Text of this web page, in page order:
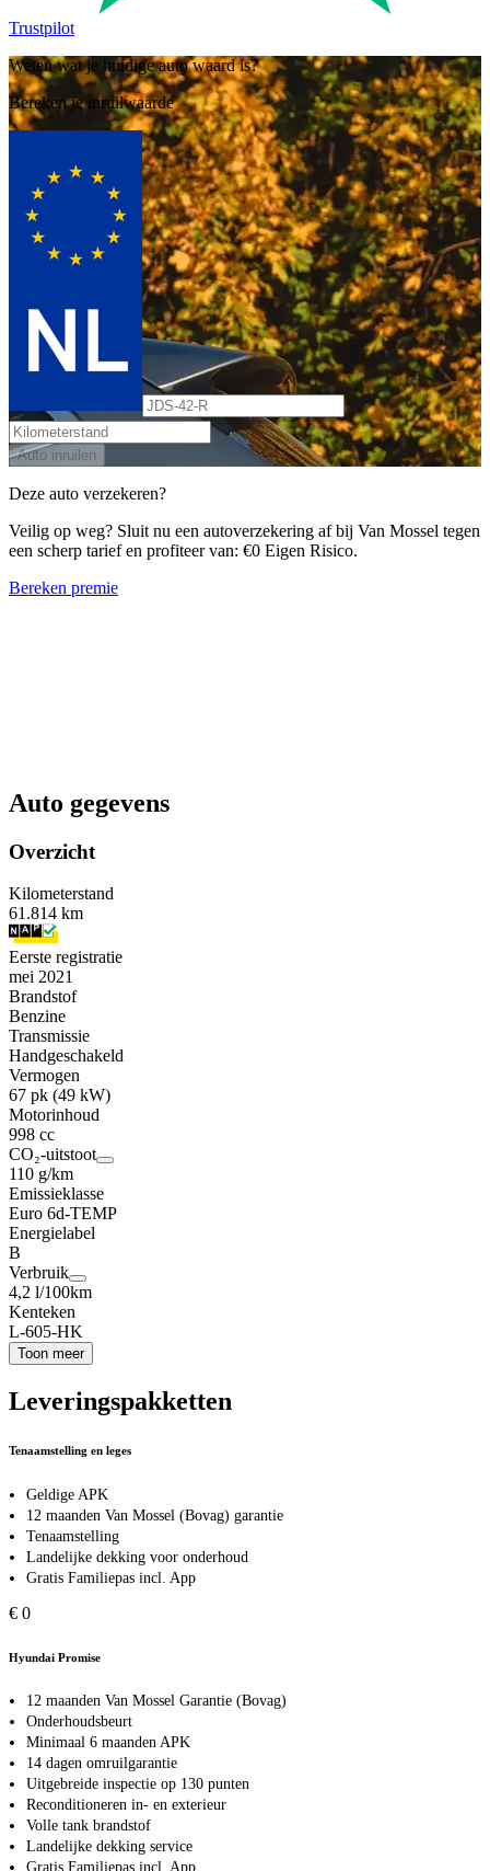
Trustpilot
Weten wat je huidige auto waard is?
Bereken je inruilwaarde
Auto inruilen
Deze auto verzekeren?
Veilig op weg? Sluit nu een autoverzekering af bij Van Mossel tegen
een scherp tarief en profiteer van: €0 Eigen Risico.
Bereken premie
Auto gegevens
Overzicht
Kilometerstand
61.814 km
Eerste registratie
mei 2021
Brandstof
Benzine
Transmissie
Handgeschakeld
Vermogen
67 pk (49 kW)
Motorinhoud
998 cc
CO₂-uitstoot
110 g/km
Emissieklasse
Euro 6d-TEMP
Energielabel
B
Verbruik
4,2 l/100km
Kenteken
L-605-HK
Toon meer
Leveringspakketten
Tenaamstelling en leges
Geldige APK
12 maanden Van Mossel (Bovag) garantie
Tenaamstelling
Landelijke dekking voor onderhoud
Gratis Familiepas incl. App
€ 0
Hyundai Promise
12 maanden Van Mossel Garantie (Bovag)
Onderhoudsbeurt
Minimaal 6 maanden APK
14 dagen omruilgarantie
Uitgebreide inspectie op 130 punten
Reconditioneren in- en exterieur
Volle tank brandstof
Landelijke dekking service
Gratis Familiepas incl. App